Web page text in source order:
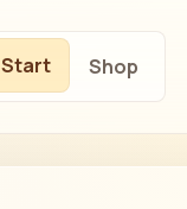
Start Shop